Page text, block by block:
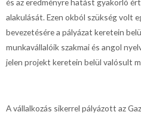
alakulását. Ezen okból szükség volt
bevezetésére a pályázat keretein
munkavállalóik szakmai és angol
jelen projekt keretein belül valósult
A vállalkozás sikerrel pályázott az